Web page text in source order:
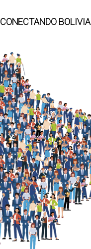
CONECTANDO BOLIVIA